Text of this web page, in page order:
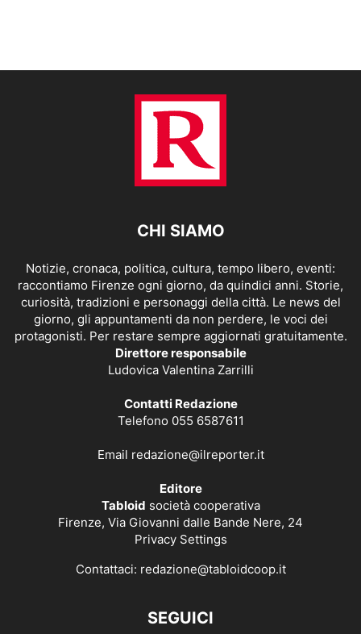
CHI SIAMO
Notizie, cronaca, politica, cultura, tempo libero, eventi:
raccontiamo Firenze ogni giorno, da quindici anni. Storie,
curiosità, tradizioni e personaggi della città. Le news del
giorno, gli appuntamenti da non perdere, le voci dei
protagonisti. Per restare sempre aggiornati gratuitamente.
Direttore responsabile
Ludovica Valentina Zarrilli
Contatti Redazione
Telefono 055 6587611
Email redazione@ilreporter.it
Editore
Tabloid società cooperativa
Firenze, Via Giovanni dalle Bande Nere, 24
Privacy Settings
Contattaci: redazione@tabloidcoop.it
SEGUICI